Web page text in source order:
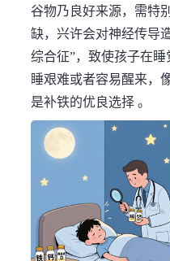
谷物乃良好来源，需特
缺，兴许会对神经传导
综合征”，致使孩子在
睡艰难或者容易醒来，
是补铁的优良选择 。